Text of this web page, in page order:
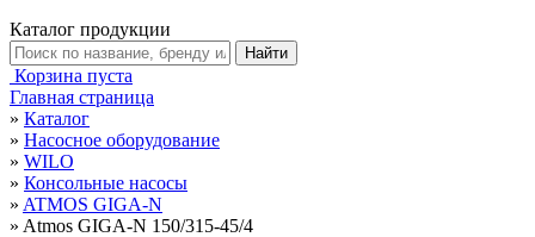
Каталог продукции
Корзина пуста
Главная страница
» Каталог
» Насосное оборудование
» WILO
» Консольные насосы
» ATMOS GIGA-N
» Atmos GIGA-N 150/315-45/4